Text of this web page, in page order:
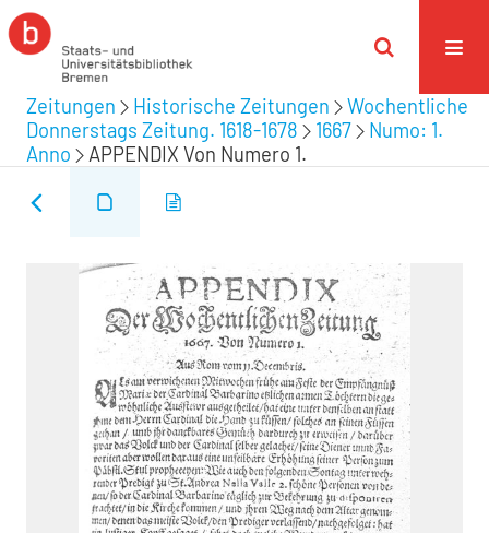
Zeitungen Historische Zeitungen
Wochentliche
Donnerstags Zeitung. 1618-1678
1667
Numo: 1.
Anno
APPENDIX Von Numero 1.